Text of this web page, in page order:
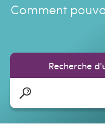
Comment
Recherche